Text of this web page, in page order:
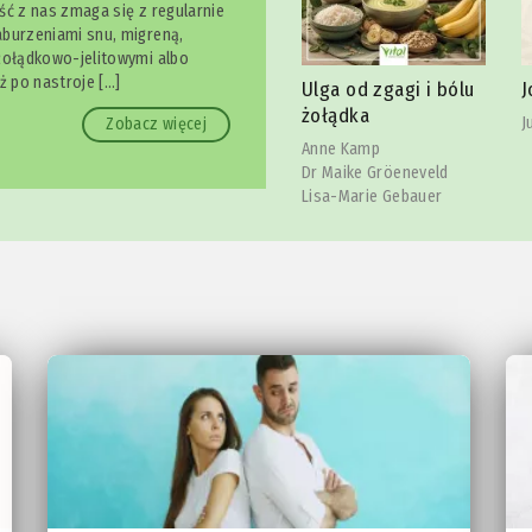
z nas zmaga się z regularnie
snu, migreną,
jelitowymi albo
po nastroje […]
Zobacz więcej
Ulga od zgagi i bólu
żołądka
Anne Kamp
Joga szczęki
Julia Reindl